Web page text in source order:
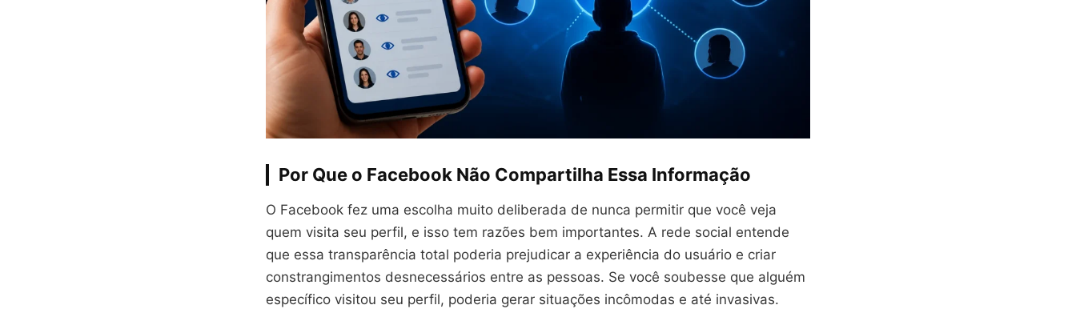
Por Que o Facebook Não Compartilha Essa Informação
O Facebook fez uma escolha muito deliberada de nunca permitir que você veja
quem visita seu perfil, e isso tem razões bem importantes. A rede social entende
que essa transparência total poderia prejudicar a experiência do usuário e criar
constrangimentos desnecessários entre as pessoas. Se você soubesse que alguém
específico visitou seu perfil, poderia gerar situações incômodas e até invasivas.